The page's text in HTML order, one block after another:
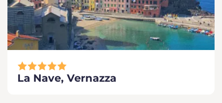
La Nave, Vernazza